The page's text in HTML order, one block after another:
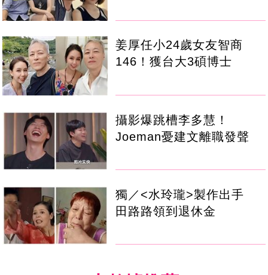
姜厚任小24歲女友智商
146！獲台大3碩博士
攝影爆跳槽李多慧！
Joeman憂建文離職發聲
獨／<水玲瓏>製作出手
田路路領到退休金